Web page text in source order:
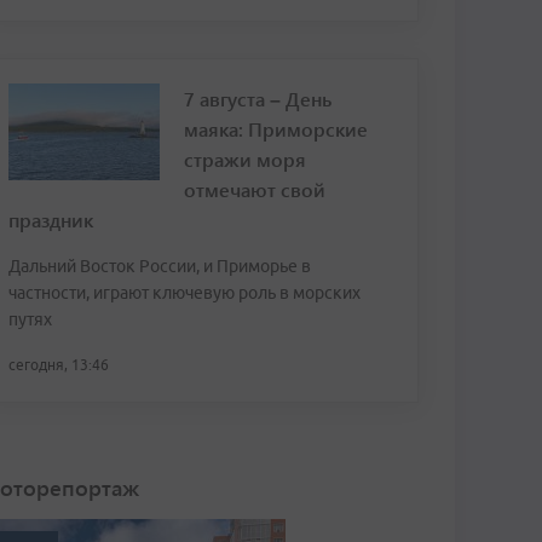
7 августа – День
маяка: Приморские
стражи моря
отмечают свой
праздник
Дальний Восток России, и Приморье в
частности, играют ключевую роль в морских
путях
сегодня, 13:46